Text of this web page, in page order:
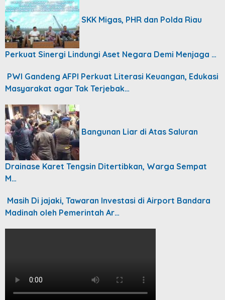
SKK Migas, PHR dan Polda Riau
Perkuat Sinergi Lindungi Aset Negara Demi Menjaga …
PWI Gandeng AFPI Perkuat Literasi Keuangan, Edukasi
Masyarakat agar Tak Terjebak…
Bangunan Liar di Atas Saluran
Drainase Karet Tengsin Ditertibkan, Warga Sempat
M…
Masih Di jajaki, Tawaran Investasi di Airport Bandara
Madinah oleh Pemerintah Ar…